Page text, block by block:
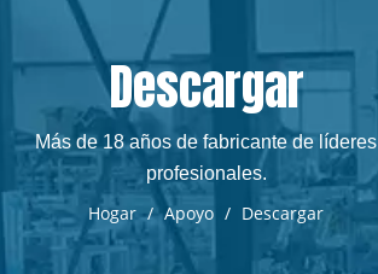
Descargar
Más de 18 años de fabricante de líderes
profesionales.
Hogar / Apoyo / Descargar